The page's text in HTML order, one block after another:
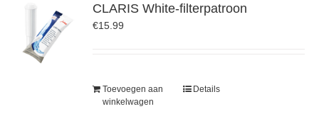
CLARIS White-filterpatroon
€15.99
Toevoegen aan
winkelwagen
Details